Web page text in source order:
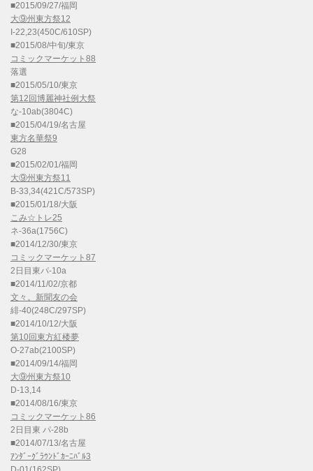
■2015/09/27/福岡
大⑨州東方祭12
I-22,23(450C/610SP)
■2015/08/中旬/東京
コミックマーケット88
落選
■2015/05/10/東京
第12回博麗神社例大祭
な-10ab(3804C)
■2015/04/19/名古屋
東方名華祭9
G28
■2015/02/01/福岡
大⑨州東方祭11
B-33,34(421C/573SP)
■2015/01/18/大阪
こみ☆トレ25
ネ-36a(1756C)
■2014/12/30/東京
コミックマーケット87
2日目東パ-10a
■2014/11/02/京都
文々。新聞友の会
緋-40(248C/297SP)
■2014/10/12/大阪
第10回東方紅楼夢
O-27ab(2100SP)
■2014/09/14/福岡
大⑨州東方祭10
D-13,14
■2014/08/16/東京
コミックマーケット86
2日目東 パ-28b
■2014/07/13/名古屋
ｱﾝﾀﾞｰｸﾞﾗｳﾝﾄﾞｶｰﾆﾊﾞﾙ3